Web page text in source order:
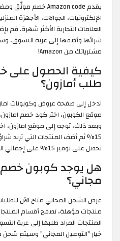
الإلكترونيات، الجوالات، الأجهزة
العلامات التجارية الأكثر شهرة. قم
شرائها وأضفها إلى عربة
مشترياتك من Amazon!
طلب أمازون؟
موقع الكوبون، اختر كود خصم
وبعد ذلك، توجه إلى موقع امازون،
15% ثم أضف المنتجات التي تريد
تحصل على توفير 15% على إجمالي الطلب.
هل يوجد كوبون
مجاني؟
عرض الشحن المجاني متاح الآن
منتجات مؤهلة، تصفح أقسام
المنتجات المراد طلبها إلى عربة
خيار "التوصيل المجاني" وسيتم